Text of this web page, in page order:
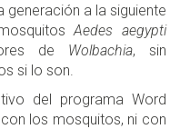
generación a la siguiente
Aedes aegypti
de Wolbachia, sin
si lo son.
del programa Word
los mosquitos, ni con